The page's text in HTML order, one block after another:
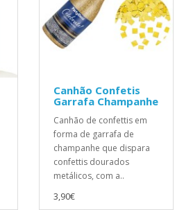
Canhão Confetis
Garrafa Champanhe
Canhão de confettis em
forma de garrafa de
champanhe que dispara
confettis dourados
metálicos, com a..
3,90€